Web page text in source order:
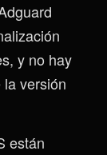
y no hay
versión
están